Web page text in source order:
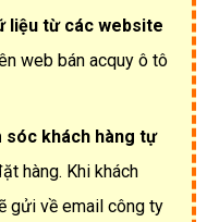
liệu từ các website
web bán acquy ô tô
sóc khách hàng tự
hàng. Khi khách
gửi về email công ty